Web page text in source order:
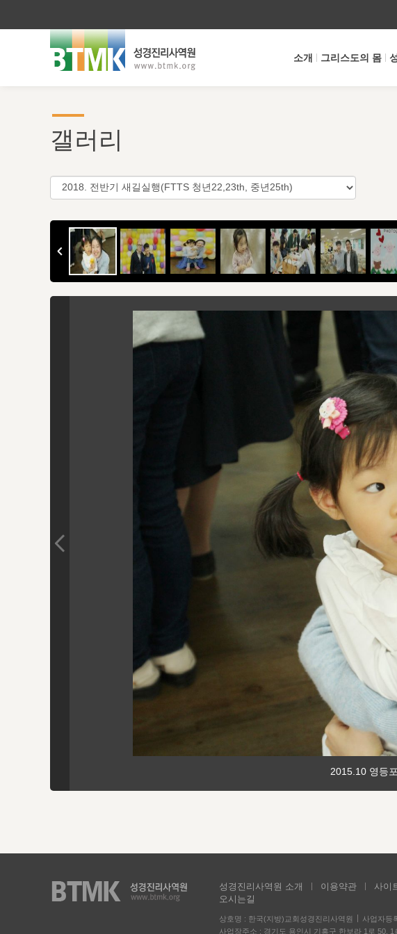
소개 그리스도의 몸
갤러리
2015.10 영등
성경진리사역원 소개 이용약관 사이
오시는길
상호명 : 한국(지방)교회성경진리사역원 사업자등
사업장주소 : 경기도 용인시 기흥구 한보라 1로 50, 1